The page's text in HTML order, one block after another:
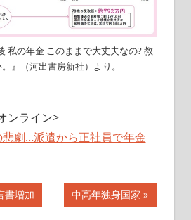
私の年金 このままで大丈夫なの? 教
』（河出書房新社）より。
ンライン>
劇…派遣から正社員で年金
書増加
次
の
中高年独身国家